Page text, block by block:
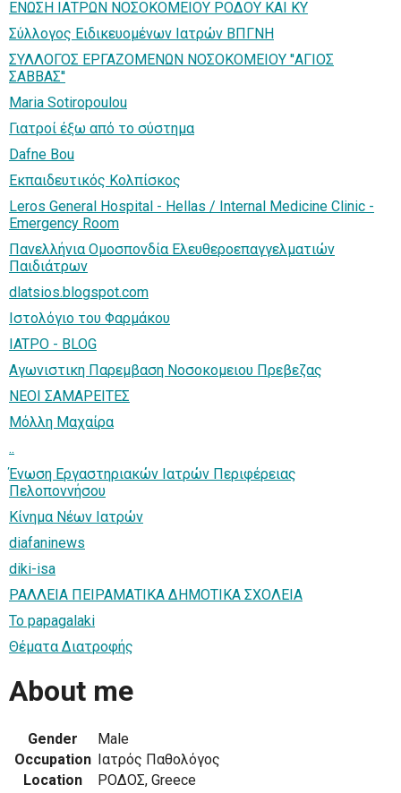
ΕΝΩΣΗ ΙΑΤΡΩΝ ΝΟΣΟΚΟΜΕΙΟΥ ΡΟΔΟΥ ΚΑΙ ΚΥ
Σύλλογος Ειδικευομένων Ιατρών ΒΠΓΝΗ
ΣΥΛΛΟΓΟΣ ΕΡΓΑΖΟΜΕΝΩΝ ΝΟΣΟΚΟΜΕΙΟΥ ''ΑΓΙΟΣ
ΣΑΒΒΑΣ''
Maria Sotiropoulou
Γιατροί έξω από το σύστημα
Dafne Bou
Εκπαιδευτικός Κολπίσκος
Leros General Hospital - Hellas / Internal Medicine Clinic -
Emergency Room
Πανελλήνια Ομοσπονδία Ελευθεροεπαγγελματιών
Παιδιάτρων
dlatsios.blogspot.com
Iστολόγιο του Φαρμάκου
IATPO - BLOG
Αγωνιστικη Παρεμβαση Νοσοκομειου Πρεβεζας
NEOI ΣΑΜΑΡΕΙΤΕΣ
Μόλλη Μαχαίρα
..
Ένωση Εργαστηριακών Ιατρών Περιφέρειας
Πελοποννήσου
Κίνημα Νέων Ιατρών
diafaninews
diki-isa
ΡΑΛΛΕΙΑ ΠΕΙΡΑΜΑΤΙΚΑ ΔΗΜΟΤΙΚΑ ΣΧΟΛΕΙΑ
To papagalaki
Θέματα Διατροφής
About me
Gender
Male
Occupation Ιατρός Παθολόγος
Location
ΡΟΔΟΣ, Greece